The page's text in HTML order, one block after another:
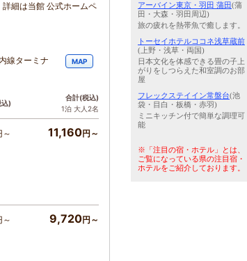
細は当館 公式ホームペ
線ターミナ
MAP
込)
合計(税込)
1泊 大人2名
11,160円～
9,720円～
アーバイン東京・羽田 蒲田(蒲
田・大森・羽田周辺)
旅の疲れを熱帯魚で癒します。
トーセイホテルココネ浅草蔵前
(上野・浅草・両国)
日本文化を体感できる畳の子上
がりをしつらえた和室調のお部
屋
フレックステイイン常盤台(池
袋・目白・板橋・赤羽)
ミニキッチン付で簡単な調理可
能
※「注目の宿・ホテル」とは、
ご覧になっている県の注目宿・
ホテルをご紹介しております。